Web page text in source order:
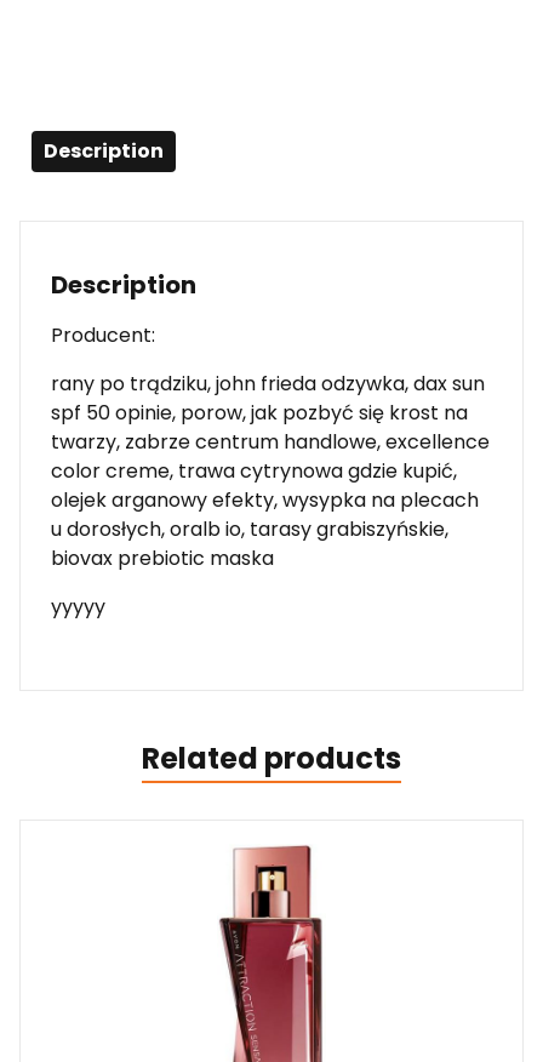
Description
Description
Producent:
rany po trądziku, john frieda odzywka, dax sun
spf 50 opinie, porow, jak pozbyć się krost na
twarzy, zabrze centrum handlowe, excellence
color creme, trawa cytrynowa gdzie kupić,
olejek arganowy efekty, wysypka na plecach
u dorosłych, oralb io, tarasy grabiszyńskie,
biovax prebiotic maska
yyyyy
Related products